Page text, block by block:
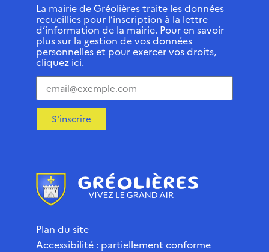
La mairie de Gréolières traite les données
recueillies pour l’inscription à la lettre
d’information de la mairie. Pour en savoir
plus sur la gestion de vos données
personnelles et pour exercer vos droits,
cliquez ici.
S'inscrire
Plan du site
Accessibilité : partiellement conforme